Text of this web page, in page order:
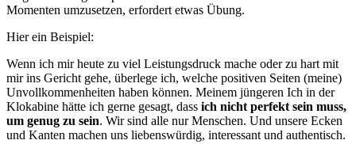
Momenten umzusetzen, erfordert etwas Übung.
Hier ein Beispiel:
Wenn ich mir heute zu viel Leistungsdruck mache oder zu hart mit
mir ins Gericht gehe, überlege ich, welche positiven Seiten (meine)
Unvollkommenheiten haben können. Meinem jüngeren Ich in der
Klokabine hätte ich gerne gesagt, dass ich nicht perfekt sein muss,
um genug zu sein. Wir sind alle nur Menschen. Und unsere Ecken
und Kanten machen uns liebenswürdig, interessant und authentisch.